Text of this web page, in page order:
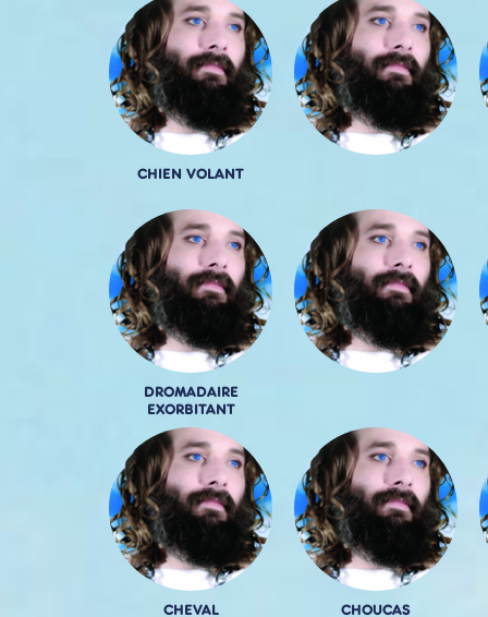
CHIEN VOLANT
DROMADAIRE
EXORBITANT
CHEVAL
CHOUCAS